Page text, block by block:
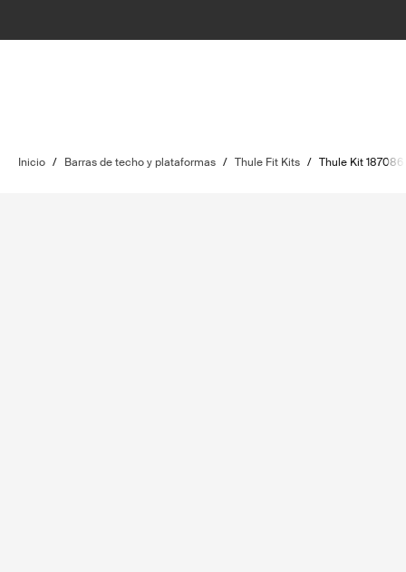
Inicio / Barras de techo y plataformas / Thule Fit Kits / Thule Kit 187086